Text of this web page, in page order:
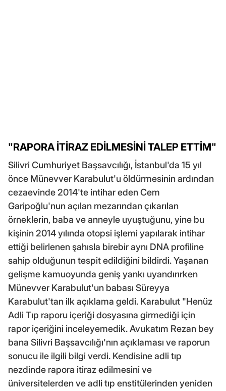
"RAPORA İTİRAZ EDİLMESİNİ TALEP ETTİM"
Silivri Cumhuriyet Başsavcılığı, İstanbul'da 15 yıl
önce Münevver Karabulut'u öldürmesinin ardından
cezaevinde 2014'te intihar eden Cem
Garipoğlu'nun açılan mezarından çıkarılan
örneklerin, baba ve anneyle uyuştuğunu, yine bu
kişinin 2014 yılında otopsi işlemi yapılarak intihar
ettiği belirlenen şahısla birebir aynı DNA profiline
sahip olduğunun tespit edildiğini bildirdi. Yaşanan
gelişme kamuoyunda geniş yankı uyandırırken
Münevver Karabulut'un babası Süreyya
Karabulut'tan ilk açıklama geldi. Karabulut "Henüz
Adli Tıp raporu içeriği dosyasına girmediği için
rapor içeriğini inceleyemedik. Avukatım Rezan bey
bana Silivri Başsavcılığı'nın açıklaması ve raporun
sonucu ile ilgili bilgi verdi. Kendisine adli tıp
nezdinde rapora itiraz edilmesini ve
üniversitelerden ve adli tıp enstitülerinden yeniden